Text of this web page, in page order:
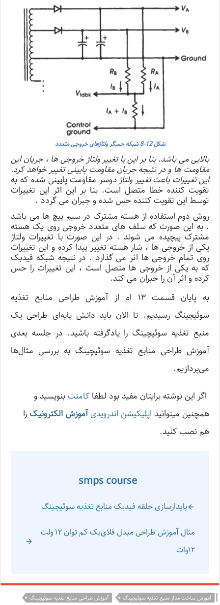
شکل12-8 شبکه حسگر ولتاژهای خروجی متعدد
بالایی می باشد. بنا بر این با تغییر ولتاژ خروجی ها ، جریان این
مقاومت ها و در نتیجه جریان مقاومت پایینی تغییر خواهد کرد.
این تغییرات باعث تغییر ولتاژ دوسر مقاومت پایینی شده که به
تقویت کننده خطا متصل است. بنا بر این اثر این تغییرات
توسط این تقویت کننده حس شده و جبران می گردد .
روش دوم استفاده از هسته مشترک در سیم پیچ ها می باشد
. به این صورت که سلف های متعدد خروجی روی یک هسته
مشترک پیچیده می شوند . در این صورت با تغییرات ولتاژ
یکی از خروجی ها ، شار هسته تغییر پیدا کرده و این تغییرات
روی تمام خروجی ها اثر می گذارد . در نتیجه شبکه فیدبک
که به یکی از خروجی ها متصل است ، این تغییرات را حس
کرده و اثر آن را جبران می کند.
به پایان قسمت ۱۳ ام از آموزش طراحی منابع تغذیه
سوئیچینگ رسیدیم. تا الان باید دانش پایه‌ای طراحی یک
منبع تغذیه سوئیچینگ را یادگرفته باشید. در جلسه بعدی
آموزش طراحی منابع تغذیه سوئیچینگ به بررسی مثال‌ها
می‌پردازیم.
اگر این نوشته‌ برایتان مفید بود لطفاکامنت بنویسید و
همچنین میتوانید اپلیکیشن اندرویدیآموزش الکترونیک را
هم نصب کنید.
smps course
پایدارسازی حلقه فیدبک منابع تغذیه سوئیچینگ
مثال آموزش طراحی مبدل فلای‌بک کم توان ۱۲ ولت
۱۲‌وات
| آموزش ساخت مدار منبع تغذیه سوئیچینگ
آموزش طراحی منابع تغذیه سوئیچینگ